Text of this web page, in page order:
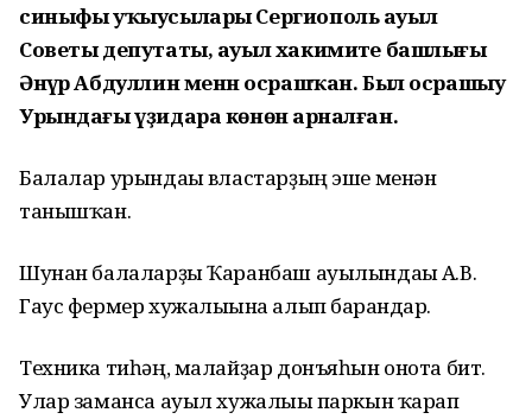
синыфы уҡыусылары Сергиополь ауыл
Советы депутаты, ауыл хакимиәте башлығы
Әнүәр Абдуллин менән осрашҡан. Был осрашыу
Урындағы үҙидара көнөнә арналған.
Балалар урындағы властарҙың эше менән
танышҡан.
Шунан балаларҙы Ҡаранбаш ауылындағы А.В.
Гаус фермер хужалығына алып барғандар.
Техника тиһәң, малайҙар донъяһын онота бит.
Улар заманса ауыл хужалығы паркын ҡарап